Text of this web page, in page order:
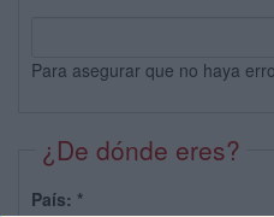
Para asegurar que no haya
¿De dónde eres?
País: *